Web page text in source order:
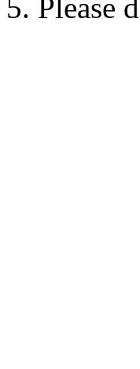
5. Please